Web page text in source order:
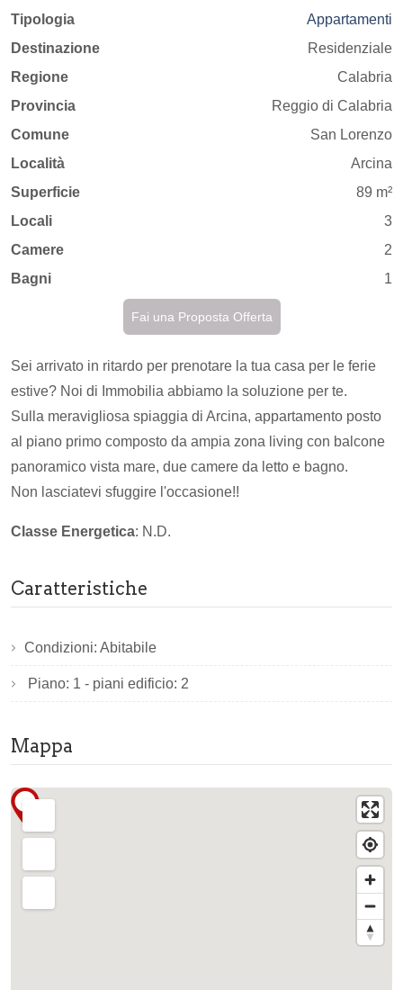
Tipologia
Appartamenti
Destinazione
Residenziale
Regione
Calabria
Provincia
Reggio di Calabria
Comune
San Lorenzo
Località
Arcina
Superficie
89 m²
Locali
3
Camere
2
Bagni
1
Fai una Proposta Offerta
Sei arrivato in ritardo per prenotare la tua casa per le ferie
estive? Noi di Immobilia abbiamo la soluzione per te.
Sulla meravigliosa spiaggia di Arcina, appartamento posto
al piano primo composto da ampia zona living con balcone
panoramico vista mare, due camere da letto e bagno.
Non lasciatevi sfuggire l'occasione!!
Classe Energetica: N.D.
Caratteristiche
Condizioni: Abitabile
Piano: 1 - piani edificio: 2
Mappa